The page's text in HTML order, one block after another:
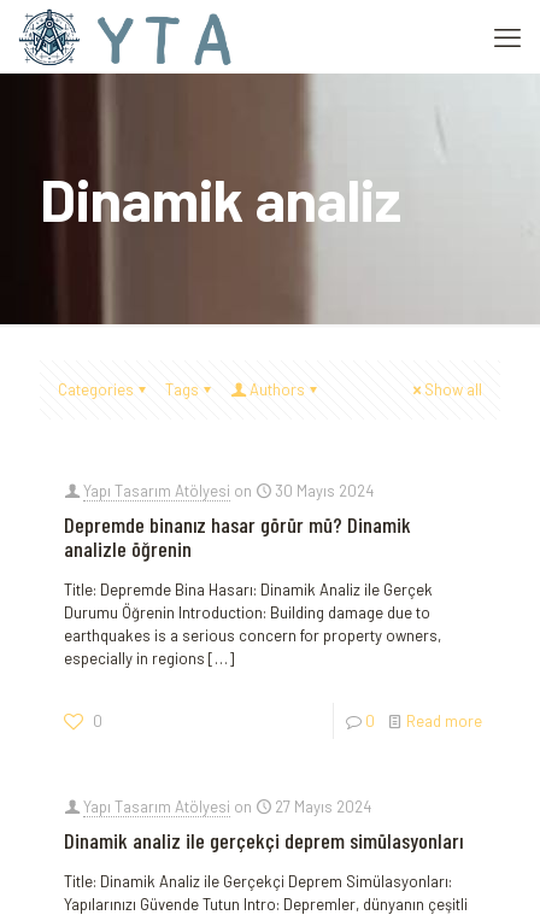
Dinamik analiz
Categories Tags Authors Show all
Yapı Tasarım Atölyesi on 30 Mayıs 2024
Depremde binanız hasar görür mü? Dinamik
analizle öğrenin
Title: Depremde Bina Hasarı: Dinamik Analiz ile Gerçek
Durumu Öğrenin Introduction: Building damage due to
earthquakes is a serious concern for property owners,
especially in regions […]
0 0 Read more
Yapı Tasarım Atölyesi on 27 Mayıs 2024
Dinamik analiz ile gerçekçi deprem simülasyonları
Title: Dinamik Analiz ile Gerçekçi Deprem Simülasyonları:
Yapılarınızı Güvende Tutun Intro: Depremler, dünyanın çeşitli